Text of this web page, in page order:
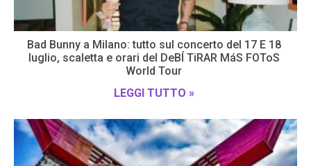
Bad Bunny a Milano: tutto sul concerto del 17 E 18
luglio, scaletta e orari del DeBÍ TiRAR MáS FOToS
World Tour
LEGGI TUTTO »